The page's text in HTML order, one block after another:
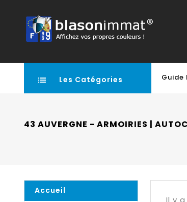
Les Catégories Guide
43 AUVERGNE - ARMOIRIES |
Accueil
Il y a